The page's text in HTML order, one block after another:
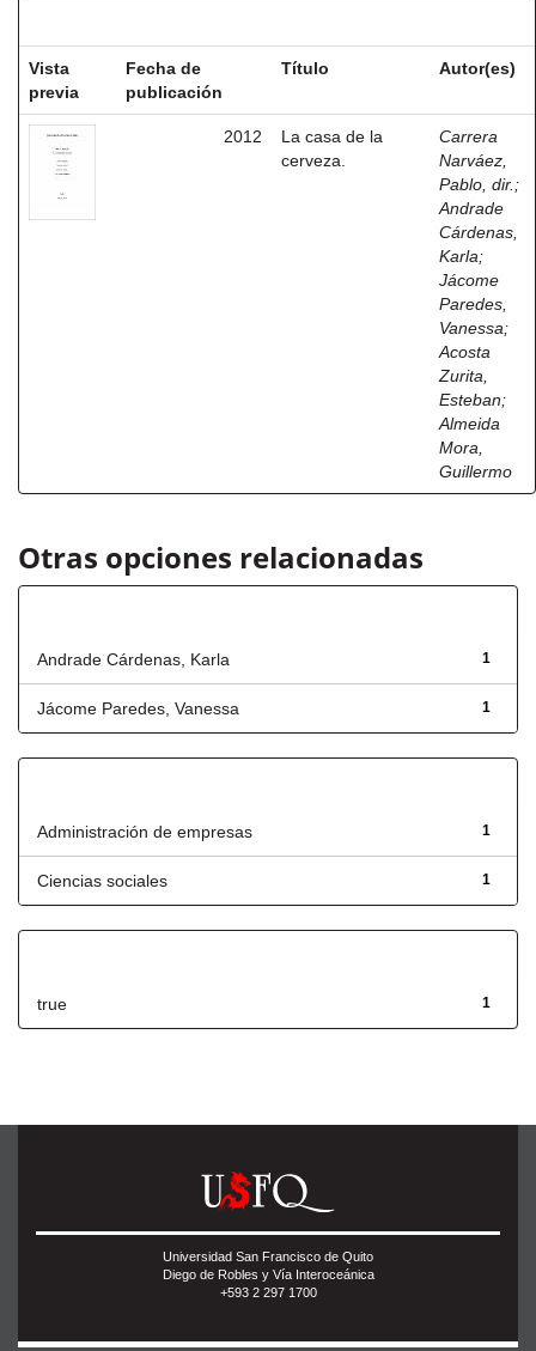
Vista
previa
Fecha de
publicación
Título Autor(es)
2012
La casa de la
cerveza.
Carrera
Narváez,
Pablo, dir. ;
Andrade
Cárdenas,
Karla;
Jácome
Paredes,
Vanessa;
Acosta
Zurita,
Esteban;
Almeida
Mora,
Guillermo
Otras opciones relacionadas
1
Andrade Cárdenas, Karla
1
Jácome Paredes, Vanessa
1
Administración de empresas
1
Ciencias sociales
1
true
Universidad San Francisco de Quito
Diego de Robles y Vía Interoceánica
+593 2 297 1700